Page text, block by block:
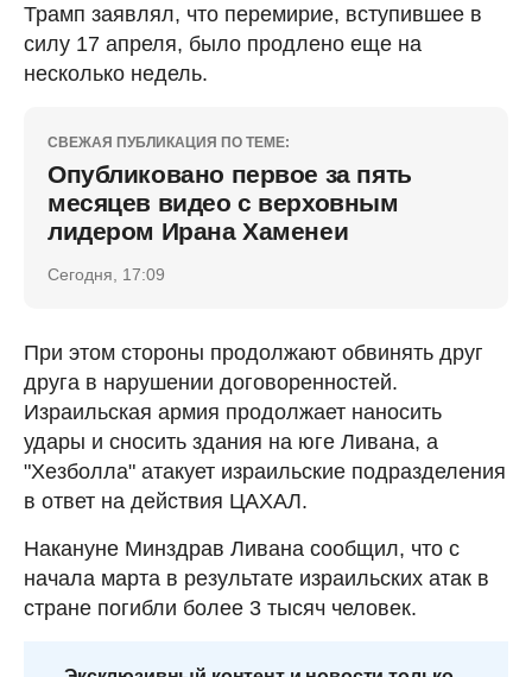
Трамп заявлял, что перемирие, вступившее в
силу 17 апреля, было продлено еще на
несколько недель.
СВЕЖАЯ ПУБЛИКАЦИЯ ПО ТЕМЕ:
Опубликовано первое за пять
месяцев видео с верховным
лидером Ирана Хаменеи
Сегодня, 17:09
При этом стороны продолжают обвинять друг
друга в нарушении договоренностей.
Израильская армия продолжает наносить
удары и сносить здания на юге Ливана, а
"Хезболла" атакует израильские подразделения
в ответ на действия ЦАХАЛ.
Накануне Минздрав Ливана сообщил, что с
начала марта в результате израильских атак в
стране погибли более 3 тысяч человек.